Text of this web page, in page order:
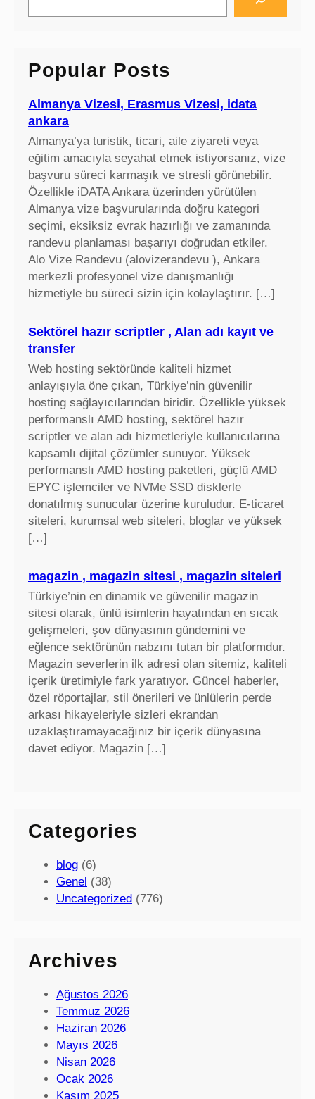
a
h
Popular Posts
Almanya Vizesi, Erasmus Vizesi, idata
ankara
Almanya’ya turistik, ticari, aile ziyareti veya
eğitim amacıyla seyahat etmek istiyorsanız, vize
başvuru süreci karmaşık ve stresli görünebilir.
Özellikle iDATA Ankara üzerinden yürütülen
Almanya vize başvurularında doğru kategori
seçimi, eksiksiz evrak hazırlığı ve zamanında
randevu planlaması başarıyı doğrudan etkiler.
Alo Vize Randevu (alovizerandevu ), Ankara
merkezli profesyonel vize danışmanlığı
hizmetiyle bu süreci sizin için kolaylaştırır. […]
Sektörel hazır scriptler , Alan adı kayıt ve
transfer
Web hosting sektöründe kaliteli hizmet
anlayışıyla öne çıkan, Türkiye’nin güvenilir
hosting sağlayıcılarından biridir. Özellikle yüksek
performanslı AMD hosting, sektörel hazır
scriptler ve alan adı hizmetleriyle kullanıcılarına
kapsamlı dijital çözümler sunuyor. Yüksek
performanslı AMD hosting paketleri, güçlü AMD
EPYC işlemciler ve NVMe SSD disklerle
donatılmış sunucular üzerine kuruludur. E-ticaret
siteleri, kurumsal web siteleri, bloglar ve yüksek
[…]
magazin , magazin sitesi , magazin siteleri
Türkiye’nin en dinamik ve güvenilir magazin
sitesi olarak, ünlü isimlerin hayatından en sıcak
gelişmeleri, şov dünyasının gündemini ve
eğlence sektörünün nabzını tutan bir platformdur.
Magazin severlerin ilk adresi olan sitemiz, kaliteli
içerik üretimiyle fark yaratıyor. Güncel haberler,
özel röportajlar, stil önerileri ve ünlülerin perde
arkası hikayeleriyle sizleri ekrandan
uzaklaştıramayacağınız bir içerik dünyasına
davet ediyor. Magazin […]
Categories
blog (6)
Genel (38)
Uncategorized (776)
Archives
Ağustos 2026
Temmuz 2026
Haziran 2026
Mayıs 2026
Nisan 2026
Ocak 2026
Kasım 2025